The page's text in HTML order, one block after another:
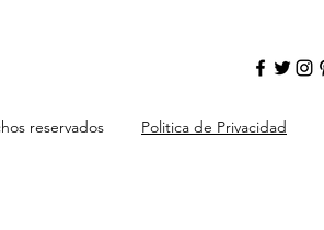
reservados Politica de Privacidad